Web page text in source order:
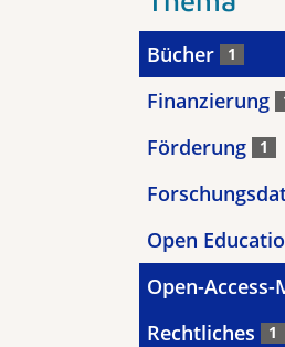
Bücher 1
Finanzierung
Förderung 1
Open
Open-Access-
Rechtliches 1